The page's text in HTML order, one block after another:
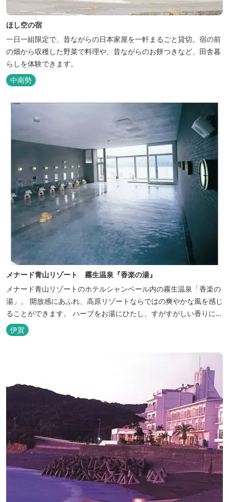
ほし空の宿
一日一組限定で、昔ながらの日本家屋を一軒まるごと貸切。宿の前
の畑から収穫した野菜で料理や、昔ながらのお餅つきなど、田舎暮
らしを体験できます。
中南勢
メナード青山リゾート 霧生温泉『香楽の湯』
メナード青山リゾートのホテルシャンベール内の霧生温泉「香楽の
湯」。 開放感にあふれ、高原リゾートならではの爽やかな風を感じ
ることができます。 ハーブをお湯にひたし、すがすがしい香りに心
あらわれる「香りの湯」は、特に女性の方に人気です。 その他、
広々とした空間とたっぷりのお湯が魅力の「大浴場」、高原の景色
を満喫できる「露天風呂」、さらに「ミストサウナ」の合計4種の
伊賀